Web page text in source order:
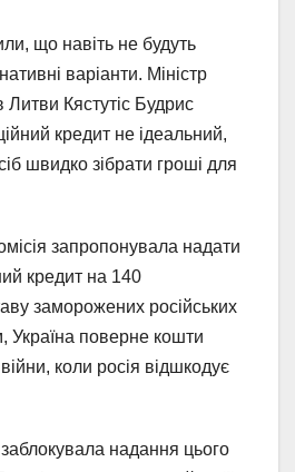
що навіть не будуть
варіанти. Міністр
Кястутіс Будрис
кредит не ідеальний,
швидко зібрати гроші для
запропонувала надати
кредит на 140
заморожених російських
Україна поверне кошти
коли росія відшкодує
надання цього